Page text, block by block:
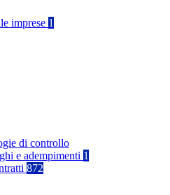
imprese 1
di controllo
e adempimenti 1
872